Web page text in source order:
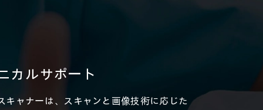
カルサポート
キャナーは、スキャンと画像技術に応じた